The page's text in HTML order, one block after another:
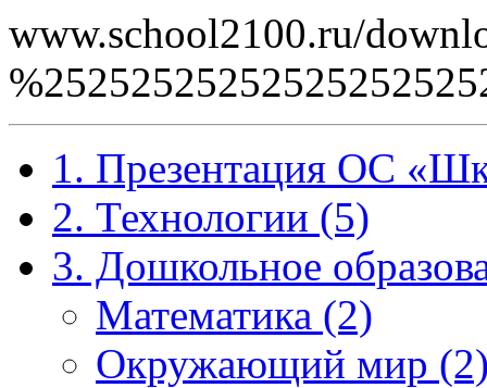
www.school2100.ru/
1. Презентация ОС
2. Технологии (5)
3. Дошкольное
Математика (2)
Окружающий мир